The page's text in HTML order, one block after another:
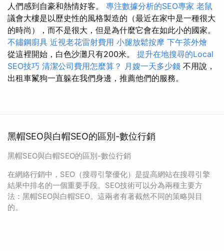
人們感到自豪和熱情好客。 專注數據分析的SEO專家 老鼠
議會大樓是以歷史性的風格製造的（最近在家中是一種很大
的時尚），而不是很大，但是為什麼它會在如此小的國家。
不鏽鋼廚具 近視老花雷射費用 小腿放鬆按摩 下午茶外燴
從這裡開始，白色沙灘只有200米。 提升在地搜尋的Local
SEO技巧 清潔公司費用怎麼算？ 月嫂一天多少錢 不用說，
出租車鬣狗一直躲在我們身邊，推薦他們的服務。
黑帽SEO與白帽SEO的區別-數位行銷
黑帽SEO與白帽SEO的區別-數位行銷
在網絡行銷中，SEO（搜尋引擎優化）是提高網站在搜尋引擎
結果中排名的一個重要手段。SEO技術可以分為兩種主要方
法：黑帽SEO與白帽SEO。這兩者有著截然不同的策略與目
的。